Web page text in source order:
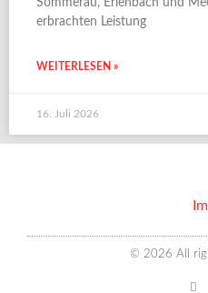
Sommerau, Erlenbach und
erbrachten Leistung
WEITERLESEN »
16. Juli 2026
© 2026 All